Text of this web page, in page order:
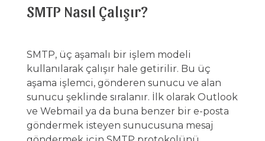
SMTP Nasıl Çalışır?
SMTP, üç aşamalı bir işlem modeli
kullanılarak çalışır hale getirilir. Bu üç
aşama işlemci, gönderen sunucu ve alan
sunucu şeklinde sıralanır. İlk olarak Outlook
ve Webmail ya da buna benzer bir e-posta
göndermek isteyen sunucusuna mesaj